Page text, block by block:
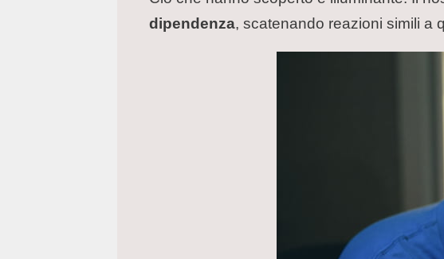
dipendenza, scatenando reazioni simili a